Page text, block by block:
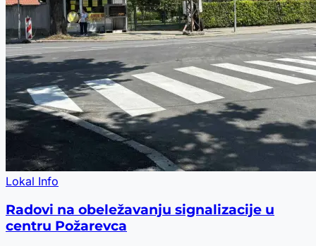
Lokal Info
Radovi na obeležavanju signalizacije u
centru Požarevca